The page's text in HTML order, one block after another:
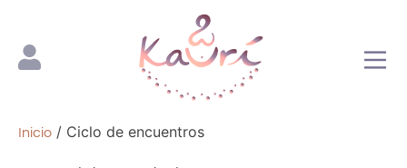
Inicio / Ciclo de encuentros